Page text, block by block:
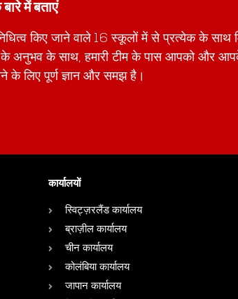
में बताएं
किए जाने वाले 16 स्कूलों में से प्रत्येक के साथ
के साथ, हमारी टीम के पास आपको और
लिए पूर्ण ज्ञान और समझ है।
कार्यालयों
स्विट्ज़रलैंड कार्यालय
ब्राज़ील कार्यालय
चीन कार्यालय
कोलंबिया कार्यालय
जापान कार्यालय